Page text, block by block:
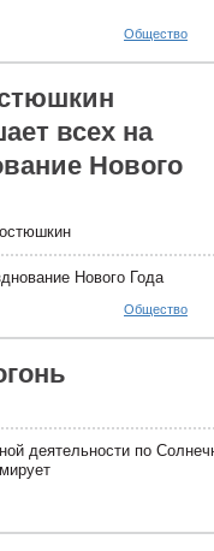
Общество
всех на
Нового
Нового Года
Общество
деятельности по